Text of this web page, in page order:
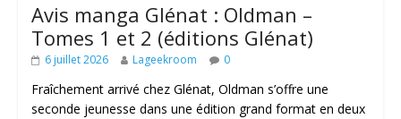
Avis manga Glénat : Oldman –
Tomes 1 et 2 (éditions Glénat)
6 juillet 2026 Lageekroom 0
Fraîchement arrivé chez Glénat, Oldman s’offre une
seconde jeunesse dans une édition grand format en deux